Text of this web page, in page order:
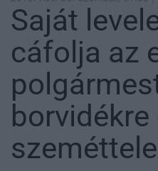
Saját
cáfolja az
borvidékre